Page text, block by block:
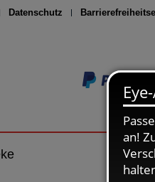
Datenschutz